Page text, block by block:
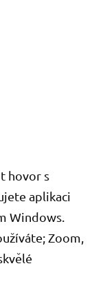
hovor s
aplikaci
Windows.
Zoom,